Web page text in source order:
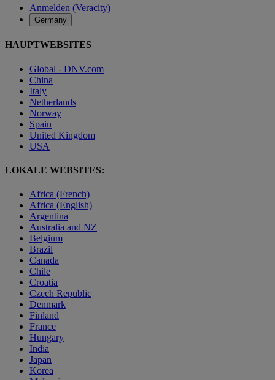
Anmelden (Veracity)
Germany
HAUPTWEBSITES
Global - DNV.com
China
Italy
Netherlands
Norway
Spain
United Kingdom
USA
LOKALE WEBSITES:
Africa (French)
Africa (English)
Argentina
Australia and NZ
Belgium
Brazil
Canada
Chile
Croatia
Czech Republic
Denmark
Finland
France
Hungary
India
Japan
Korea